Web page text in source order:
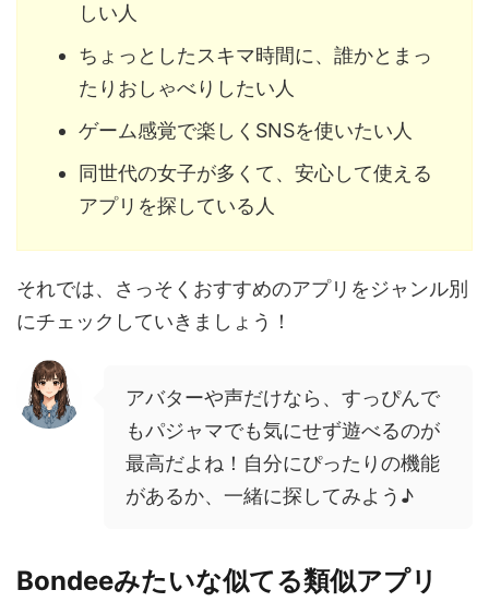
しい人
ちょっとしたスキマ時間に、誰かとまっ
たりおしゃべりしたい人
ゲーム感覚で楽しくSNSを使いたい人
同世代の女子が多くて、安心して使える
アプリを探している人
それでは、さっそくおすすめのアプリをジャンル別
にチェックしていきましょう！
アバターや声だけなら、すっぴんで
もパジャマでも気にせず遊べるのが
最高だよね！自分にぴったりの機能
があるか、一緒に探してみよう♪
Bondeeみたいな似てる類似アプリ